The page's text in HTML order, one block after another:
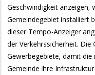
Geschwindigkeit anzeigen,
Gemeindegebiet installiert
dieser Tempo-Anzeiger
der Verkehrssicherheit. Die
Gewerbegebiete, damit
Gemeinde ihre